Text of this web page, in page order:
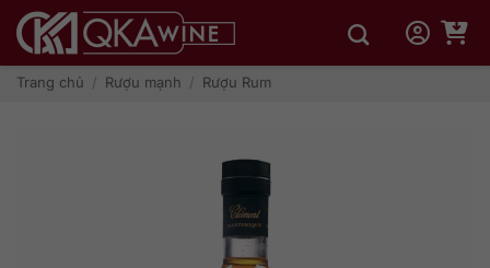
qua
dungTrang chủ / Rượu mạnh / Rượu Rum